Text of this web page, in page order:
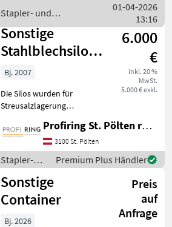
Stapler- und
Lagertechnik / Sonstige
01-04-2026
13:16
Sonstige
Stahlblechsilos
Typ S 18
6.000
€
inkl. 20 %
MwSt.
5.000 € exkl.
Bj. 2007
Die Silos wurden für
Streusalzlagerung
6.000€ Verfügbar nach
Absprache! Stapler- und
Lagertechnik
Lagern/Stapeln
Profiring St. Pölten reg. Gen. m. b. H
3100 St. Pölten
Stapler-
und
Lagertechnik
/ Sonstige
Premium Plus Händler
Sonstige
Container
Preis
auf
Anfrage
Bj. 2026